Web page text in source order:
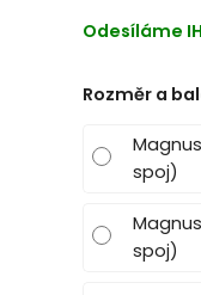
Odesíláme
Rozměr a
spoj)
spoj)